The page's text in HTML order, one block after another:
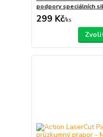
podpory speciálních
299 Kč/ks